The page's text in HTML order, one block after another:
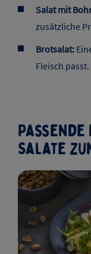
Salat mit
zusätzliche
Brotsalat:
Fleisch passt.
Salate